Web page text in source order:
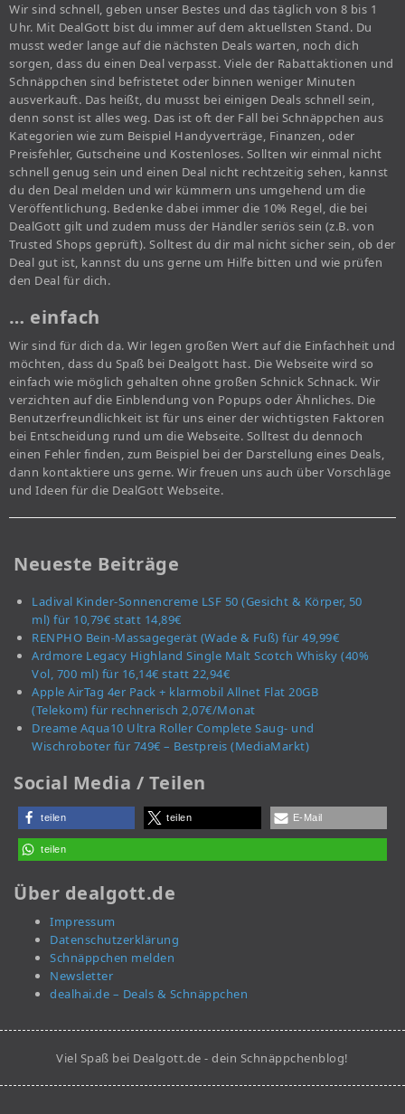
Wir sind schnell, geben unser Bestes und das täglich von 8 bis 1
Uhr. Mit DealGott bist du immer auf dem aktuellsten Stand. Du
musst weder lange auf die nächsten Deals warten, noch dich
sorgen, dass du einen Deal verpasst. Viele der Rabattaktionen und
Schnäppchen sind befristetet oder binnen weniger Minuten
ausverkauft. Das heißt, du musst bei einigen Deals schnell sein,
denn sonst ist alles weg. Das ist oft der Fall bei Schnäppchen aus
Kategorien wie zum Beispiel Handyverträge, Finanzen, oder
Preisfehler, Gutscheine und Kostenloses. Sollten wir einmal nicht
schnell genug sein und einen Deal nicht rechtzeitig sehen, kannst
du den Deal melden und wir kümmern uns umgehend um die
Veröffentlichung. Bedenke dabei immer die 10% Regel, die bei
DealGott gilt und zudem muss der Händler seriös sein (z.B. von
Trusted Shops geprüft). Solltest du dir mal nicht sicher sein, ob der
Deal gut ist, kannst du uns gerne um Hilfe bitten und wie prüfen
den Deal für dich.
… einfach
Wir sind für dich da. Wir legen großen Wert auf die Einfachheit und
möchten, dass du Spaß bei Dealgott hast. Die Webseite wird so
einfach wie möglich gehalten ohne großen Schnick Schnack. Wir
verzichten auf die Einblendung von Popups oder Ähnliches. Die
Benutzerfreundlichkeit ist für uns einer der wichtigsten Faktoren
bei Entscheidung rund um die Webseite. Solltest du dennoch
einen Fehler finden, zum Beispiel bei der Darstellung eines Deals,
dann kontaktiere uns gerne. Wir freuen uns auch über Vorschläge
und Ideen für die DealGott Webseite.
Neueste Beiträge
Ladival Kinder-Sonnencreme LSF 50 (Gesicht & Körper, 50
ml) für 10,79€ statt 14,89€
RENPHO Bein-Massagegerät (Wade & Fuß) für 49,99€
Ardmore Legacy Highland Single Malt Scotch Whisky (40%
Vol, 700 ml) für 16,14€ statt 22,94€
Apple AirTag 4er Pack + klarmobil Allnet Flat 20GB
(Telekom) für rechnerisch 2,07€/Monat
Dreame Aqua10 Ultra Roller Complete Saug- und
Wischroboter für 749€ – Bestpreis (MediaMarkt)
Social Media / Teilen
teilen teilen E-Mail
teilen
Über dealgott.de
Impressum
Datenschutzerklärung
Schnäppchen melden
Newsletter
dealhai.de – Deals & Schnäppchen
Viel Spaß bei Dealgott.de - dein Schnäppchenblog!